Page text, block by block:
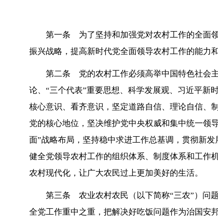
第一条 为了坚持和加强党对农村工作的全面
振兴战略，提高新时代党全面领导农村工作的能力
第二条 党的农村工作必须高举中国特色社会
论、“三个代表”重要思想、科学发展观、习近平新
核心意识、看齐意识，坚定道路自信、理论自信、
党的核心地位，坚决维护党中央权威和集中统一领
面”战略布局，坚持稳中求进工作总基调，贯彻新
健全党领导农村工作的组织体系、制度体系和工作
农村现代化，让广大农民过上更加美好的生活。
第三条 农业农村农民（以下简称“三农”）问
全党工作重中之重，把解决好吃饭问题作为治国安